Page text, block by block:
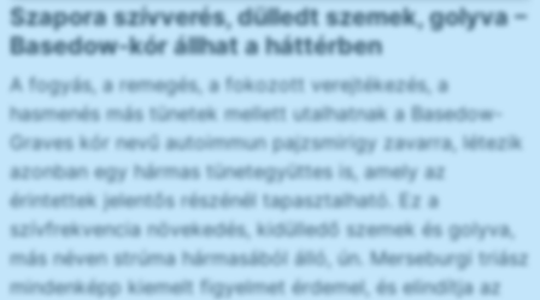
Szapora szívverés, dülledt szemek, golyva –
Basedow-kór állhat a háttérben
A fogyás, a remegés, a fokozott verejtékezés, a
hasmenés más tünetek mellett utalhatnak a Basedow-
Graves kór nevű autoimmun pajzsmirigy zavarra, létezik
azonban egy hármas tünetegyüttes is, amely az
érintettek jelentős részénél tapasztalható. Ez a
szívfrekvencia növekedés, kidülledő szemek és golyva,
más néven strúma hármasából álló, ún. Merseburgi triász
mindenképp kiemelt figyelmet érdemel, és elindítja az